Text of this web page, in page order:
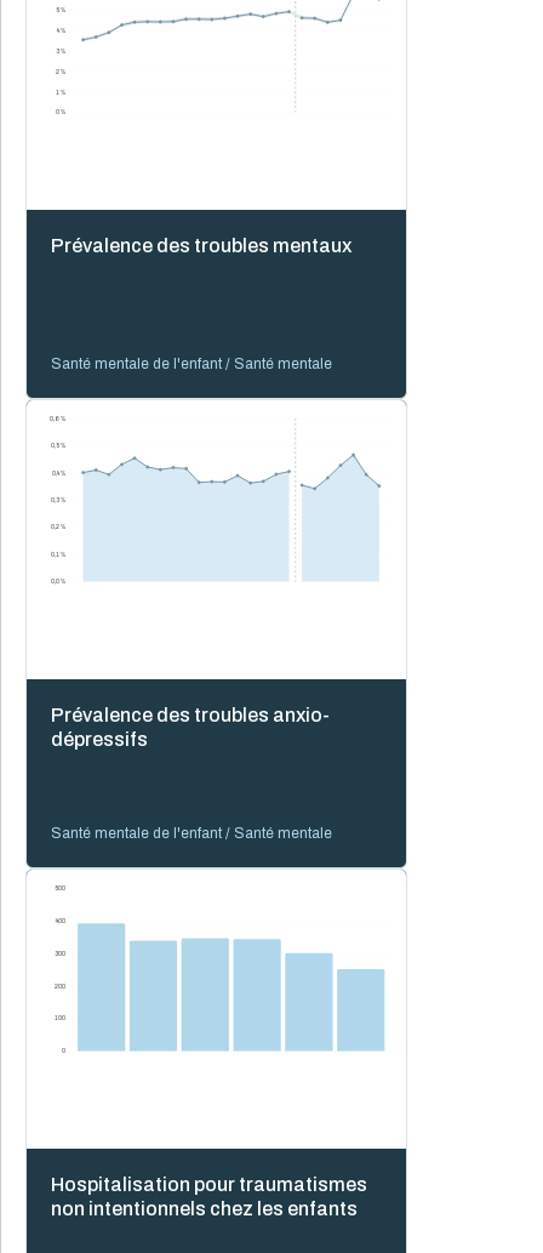
0 %
1 %
2 %
3 %
4 %
5 %
Prévalence des troubles mentaux
Santé mentale de l'enfant / Santé mentale
0,0 %
0,1 %
0,2 %
0,3 %
0,4 %
0,5 %
0,6 %
Prévalence des troubles anxio-
dépressifs
Santé mentale de l'enfant / Santé mentale
0
100
200
300
400
500
Hospitalisation pour traumatismes
non intentionnels chez les enfants